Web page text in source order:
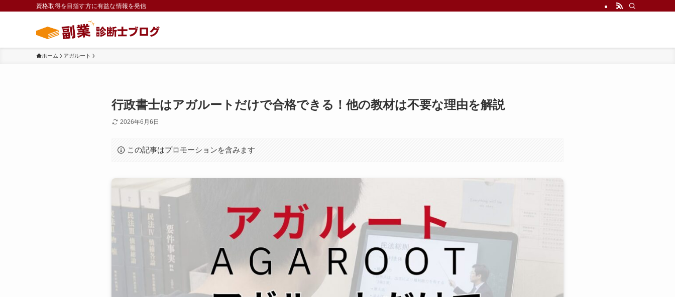
資格取得を目指す方に有益な情報を発信
ホーム アガルート
行政書士はアガルートだけで合格できる！他の教材は不要な理由を解説
2026年6月6日
この記事はプロモーションを含みます